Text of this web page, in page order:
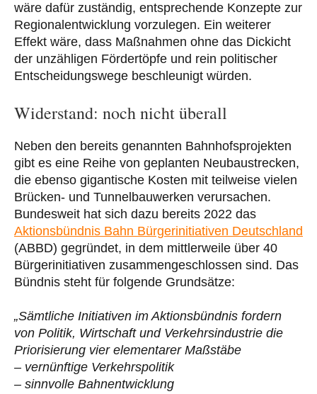
wäre dafür zuständig, entsprechende Konzepte zur
Regionalentwicklung vorzulegen. Ein weiterer
Effekt wäre, dass Maßnahmen ohne das Dickicht
der unzähligen Fördertöpfe und rein politischer
Entscheidungswege beschleunigt würden.
Widerstand: noch nicht überall
Neben den bereits genannten Bahnhofsprojekten
gibt es eine Reihe von geplanten Neubaustrecken,
die ebenso gigantische Kosten mit teilweise vielen
Brücken- und Tunnelbauwerken verursachen.
Bundesweit hat sich dazu bereits 2022 das
Aktionsbündnis Bahn Bürgerinitiativen Deutschland
(ABBD) gegründet, in dem mittlerweile über 40
Bürgerinitiativen zusammengeschlossen sind. Das
Bündnis steht für folgende Grundsätze:
„Sämtliche Initiativen im Aktionsbündnis fordern
von Politik, Wirtschaft und Verkehrsindustrie die
Priorisierung vier elementarer Maßstäbe
– vernünftige Verkehrspolitik
– sinnvolle Bahnentwicklung